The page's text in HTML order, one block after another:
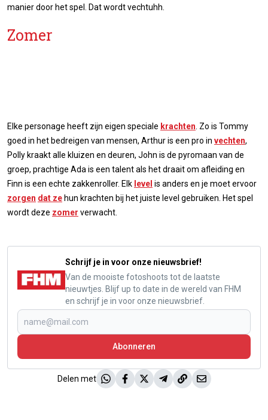
manier door het spel. Dat wordt vechtuhh.
Zomer
Elke personage heeft zijn eigen speciale krachten . Zo is Tommy
goed in het bedreigen van mensen, Arthur is een pro in vechten,
Polly kraakt alle kluizen en deuren, John is de pyromaan van de
groep, prachtige Ada is een talent als het draait om afleiding en
Finn is een echte zakkenroller. Elk level is anders en je moet ervoor
zorgen dat ze hun krachten bij het juiste level gebruiken. Het spel
wordt deze zomer verwacht.
Schrijf je in voor onze nieuwsbrief!
Van de mooiste fotoshoots tot de laatste
nieuwtjes. Blijf up to date in de wereld van FHM
en schrijf je in voor onze nieuwsbrief.
Abonneren
Delen met